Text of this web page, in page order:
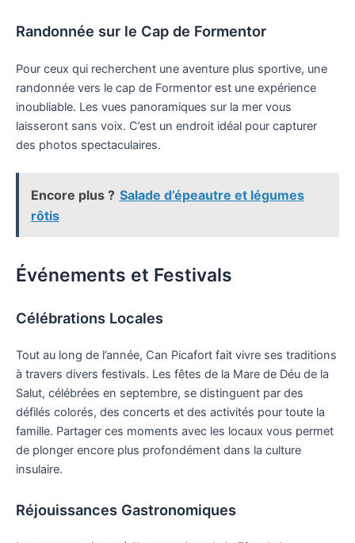
Randonnée sur le Cap de Formentor
Pour ceux qui recherchent une aventure plus sportive, une
randonnée vers le cap de Formentor est une expérience
inoubliable. Les vues panoramiques sur la mer vous
laisseront sans voix. C’est un endroit idéal pour capturer
des photos spectaculaires.
Encore plus ? Salade d’épeautre et légumes
rôtis
Événements et Festivals
Célébrations Locales
Tout au long de l’année, Can Picafort fait vivre ses traditions
à travers divers festivals. Les fêtes de la Mare de Déu de la
Salut, célébrées en septembre, se distinguent par des
défilés colorés, des concerts et des activités pour toute la
famille. Partager ces moments avec les locaux vous permet
de plonger encore plus profondément dans la culture
insulaire.
Réjouissances Gastronomiques